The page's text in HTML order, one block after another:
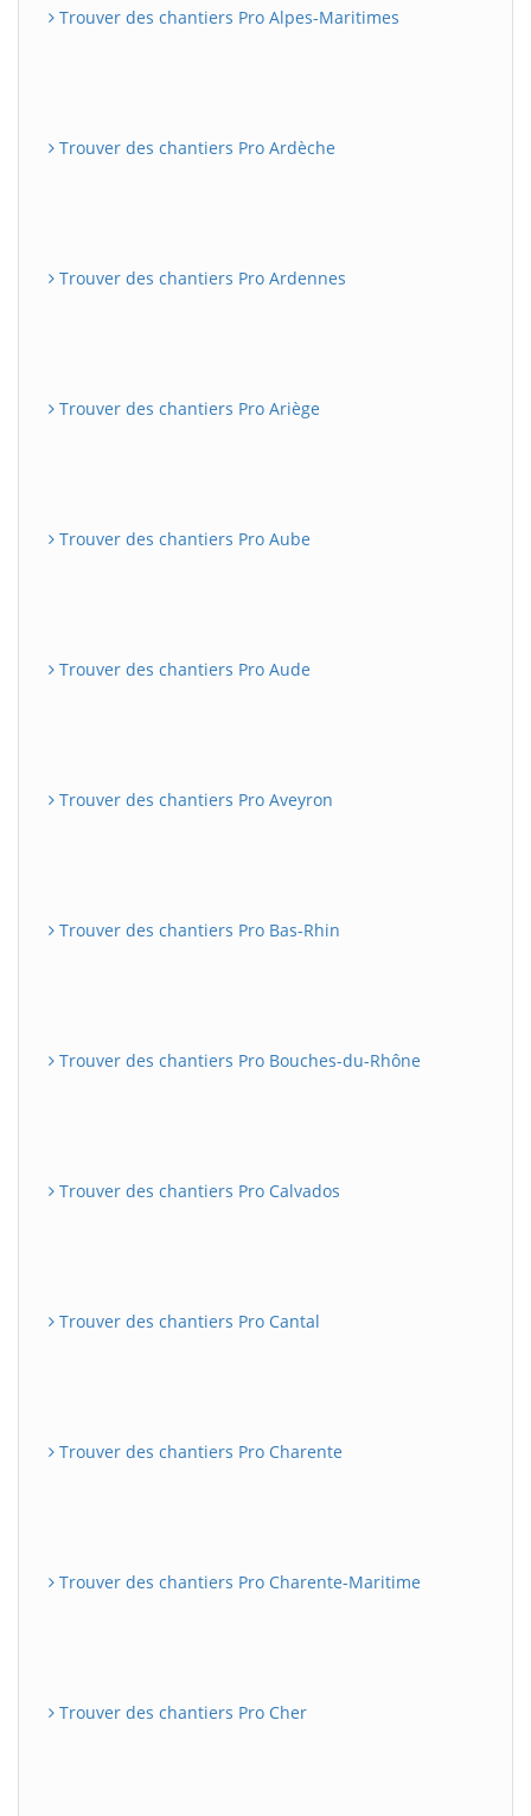
Trouver des chantiers Pro Alpes-Maritimes
Trouver des chantiers Pro Ardèche
Trouver des chantiers Pro Ardennes
Trouver des chantiers Pro Ariège
Trouver des chantiers Pro Aube
Trouver des chantiers Pro Aude
Trouver des chantiers Pro Aveyron
Trouver des chantiers Pro Bas-Rhin
Trouver des chantiers Pro Bouches-du-Rhône
Trouver des chantiers Pro Calvados
Trouver des chantiers Pro Cantal
Trouver des chantiers Pro Charente
Trouver des chantiers Pro Charente-Maritime
Trouver des chantiers Pro Cher